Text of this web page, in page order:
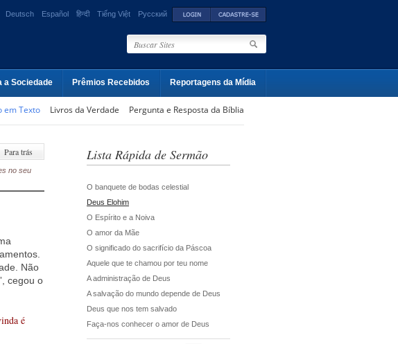
Deutsch Español हिन्दी Tiếng Việt Русский
a Sociedade Prêmios Recebidos Reportagens da Mídia
em Texto Livros da Verdade Pergunta e Resposta da Bíblia
Para trás
no seu
Não
cegou o
é